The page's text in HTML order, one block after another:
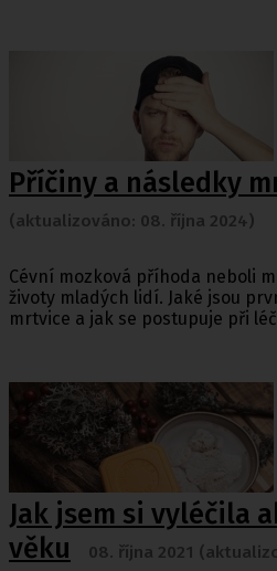
Příčiny a následky
(aktualizováno: 08. října 2024)
Cévní mozková příhoda neboli
životy mladých lidí. Jaké jsou
mrtvice a jak se postupuje při
Jak jsem si vyléčila
věku
08. října 2021